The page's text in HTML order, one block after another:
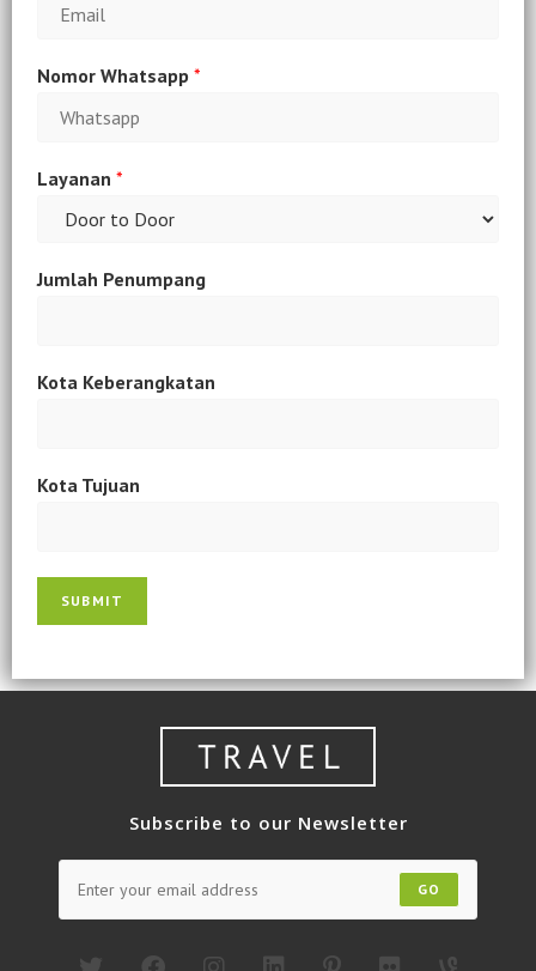
Nomor Whatsapp *
Layanan *
Jumlah Penumpang
Kota Keberangkatan
Kota Tujuan
SUBMIT
Subscribe to our Newsletter
GO